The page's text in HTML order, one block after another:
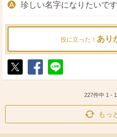
珍しい名字になりたいです
役に立った！ あり
ポ
シ
送
227件中 1 -
もっ